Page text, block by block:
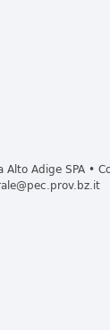
Adige SPA •